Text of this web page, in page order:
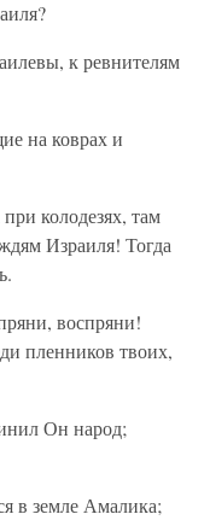
к ревнителям
на коврах и
колодезях, там
Израиля! Тогда
воспряни!
пленников твоих,
Он народ;
в земле Амалика;